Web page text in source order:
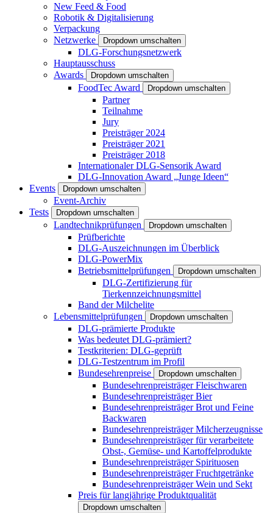
New Feed & Food
Robotik & Digitalisierung
Verpackung
Netzwerke
Dropdown umschalten
DLG-Forschungsnetzwerk
Hauptausschuss
Awards
Dropdown umschalten
FoodTec Award Dropdown umschalten
Partner
Teilnahme
Jury
Preisträger 2024
Preisträger 2021
Preisträger 2018
Internationaler DLG-Sensorik Award
DLG-Innovation Award „Junge Ideen“
Events
Dropdown umschalten
Event-Archiv
Tests
Dropdown umschalten
Landtechnikprüfungen Dropdown umschalten
Prüfberichte
DLG-Auszeichnungen im Überblick
DLG-PowerMix
Betriebsmittelprüfungen
Dropdown umschalten
DLG-Zertifizierung für
Tierkennzeichnungsmittel
Band der Milchelite
Lebensmittelprüfungen
Dropdown umschalten
DLG-prämierte Produkte
Was bedeutet DLG-prämiert?
Testkriterien: DLG-geprüft
DLG-Testzentrum im Profil
Bundesehrenpreise
Dropdown umschalten
Bundesehrenpreisträger Fleischwaren
Bundesehrenpreisträger Bier
Bundesehrenpreisträger Brot und Feine
Backwaren
Bundesehrenpreisträger Milcherzeugnisse
Bundesehrenpreisträger für verarbeitete
Obst-, Gemüse- und Kartoffelprodukte
Bundesehrenpreisträger Spirituosen
Bundesehrenpreisträger Fruchtgetränke
Bundesehrenpreisträger Wein und Sekt
Preis für langjährige Produktqualität
Dropdown umschalten